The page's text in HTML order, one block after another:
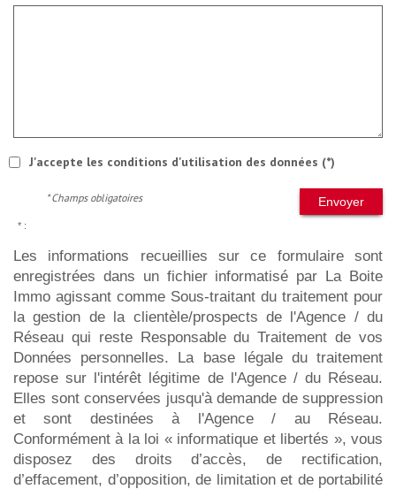
J'accepte les conditions d'utilisation des données (*)
Envoyer
* Champs obligatoires
* :
Les informations recueillies sur ce formulaire sont
enregistrées dans un fichier informatisé par La Boite
Immo agissant comme Sous-traitant du traitement pour
la gestion de la clientèle/prospects de l'Agence / du
Réseau qui reste Responsable du Traitement de vos
Données personnelles. La base légale du traitement
repose sur l'intérêt légitime de l'Agence / du Réseau.
Elles sont conservées jusqu'à demande de suppression
et sont destinées à l'Agence / au Réseau.
Conformément à la loi « informatique et libertés », vous
disposez des droits d’accès, de rectification,
d’effacement, d’opposition, de limitation et de portabilité